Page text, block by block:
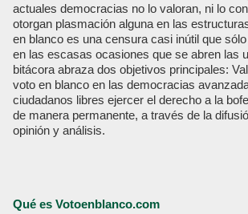
actuales democracias no lo valoran, ni lo
otorgan plasmación alguna en las
en blanco es una censura casi inútil que
en las escasas ocasiones que se abren las
bitácora abraza dos objetivos principales:
voto en blanco en las democracias
ciudadanos libres ejercer el derecho a la
de manera permanente, a través de la
opinión y análisis.
Qué es Votoenblanco.com